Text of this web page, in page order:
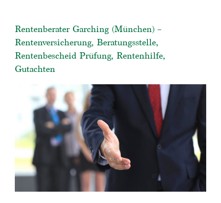
Rentenberater Garching (München) –
Rentenversicherung, Beratungsstelle,
Rentenbescheid Prüfung, Rentenhilfe,
Gutachten